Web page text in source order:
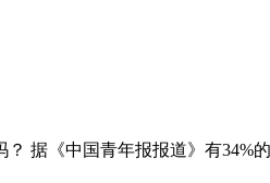
据《中国青年报报道》有34%